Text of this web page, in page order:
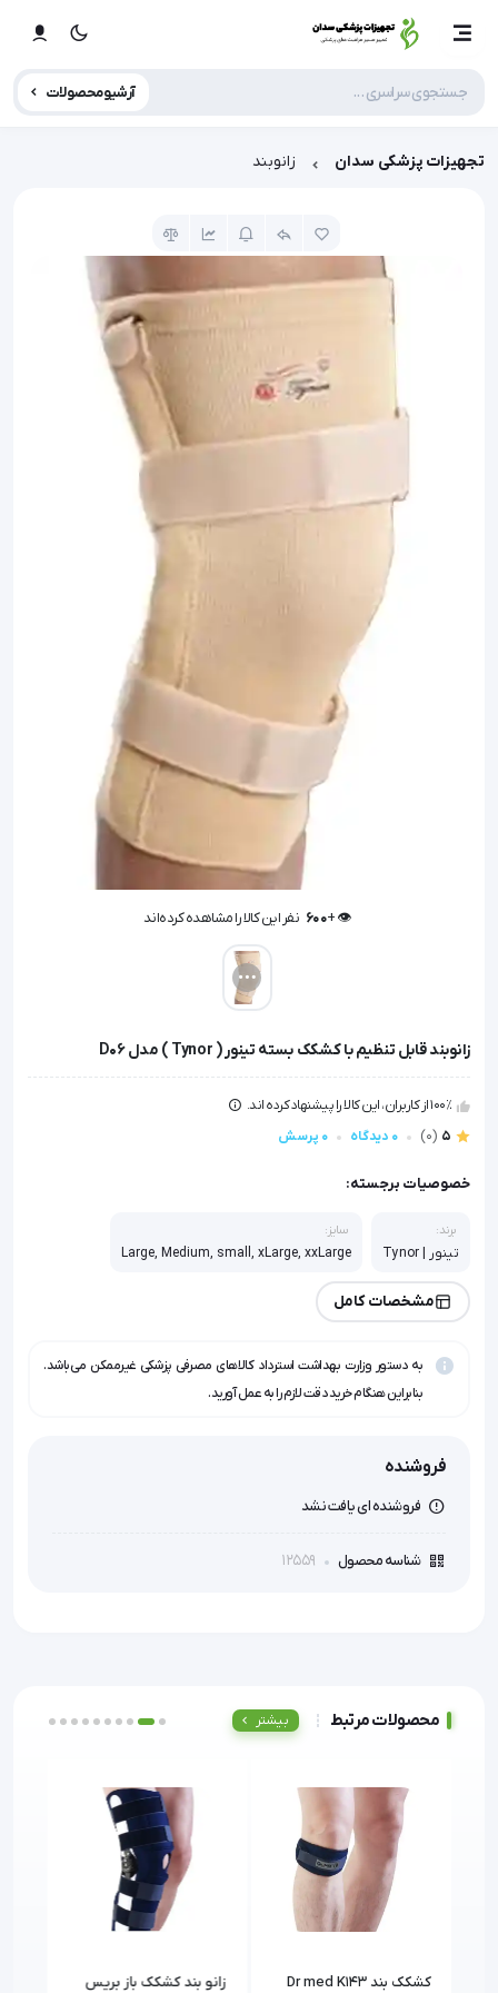
آرشیو محصولات
تجهیزات پزشکی سدان زانوبند
👁️ +
600 نفر این کالا را مشاهده کرده‌اند
زانوبند قابل تنظیم با کشکک بسته تینور ( Tynor ) مدل D06
100٪ از کاربران، این کالا را پیشنهاد کرده اند.
5
(0) 0 دیدگاه 0 پرسش
خصوصیات برجسته:
برند:
تینور | Tynor
سایز:
Large, Medium, small, xLarge, xxLarge
مشخصات کامل
به دستور وزارت بهداشت استرداد کالاهای مصرفی پزشکی غیرممکن می‌باشد.
بنابراین هنگام خرید دقت لازم را به عمل آورید.
فروشنده
فروشنده ای یافت نشد
شناسه محصول 12559
محصولات مرتبط بیشتر
کشکک بند Dr med K143 زانو بند کشکک باز بریس